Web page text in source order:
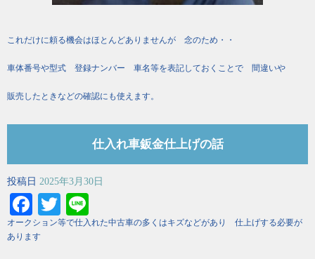
これだけに頼る機会はほとんどありませんが 念のため・・
車体番号や型式 登録ナンバー 車名等を表記しておくことで 間違いや
販売したときなどの確認にも使えます。
仕入れ車鈑金仕上げの話
投稿日 2025年3月30日
Facebook
Twitter
オークション等で仕入れた中古車の多くはキズなどがあり 仕上げする必要が
あります